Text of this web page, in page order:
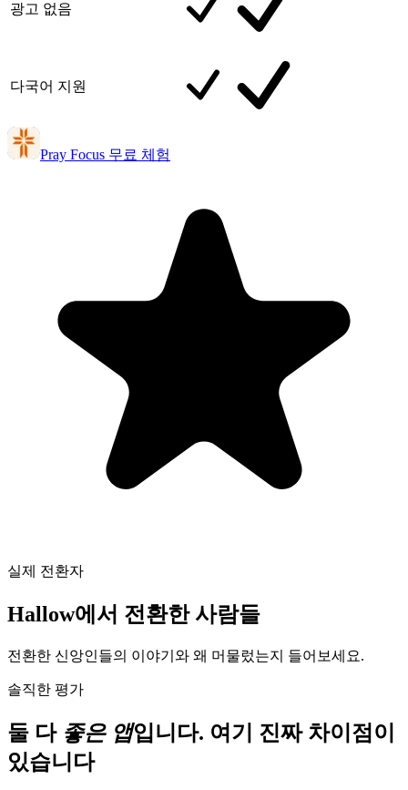
광고 없음
다국어 지원
Pray Focus 무료 체험
실제 전환자
Hallow에서 전환한 사람들
전환한 신앙인들의 이야기와 왜 머물렀는지 들어보세요.
솔직한 평가
둘 다 좋은 앱입니다. 여기 진짜 차이점이
있습니다